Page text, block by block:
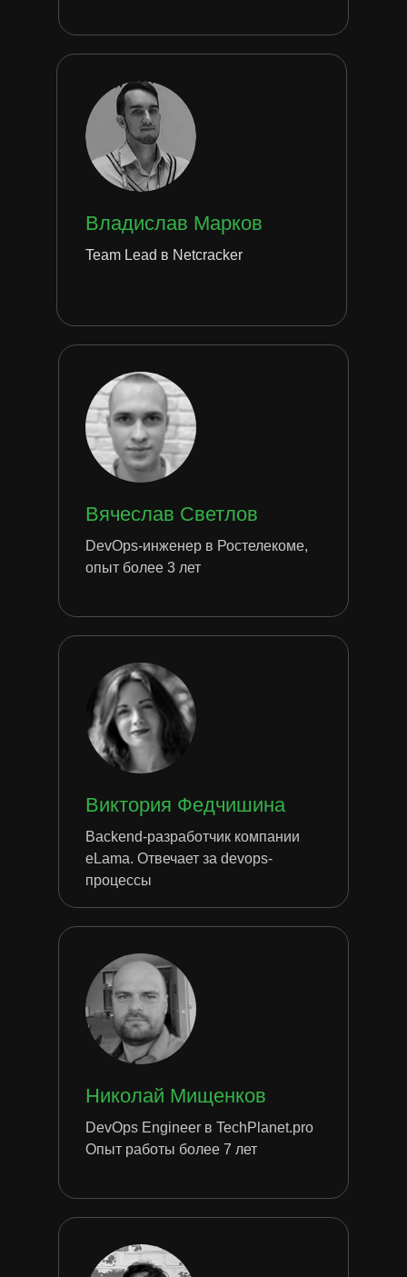
Виктория Федчишина
Backend-разработчик компании
eLama. Отвечает за devops-
процессы
Team Lead в Netcracker
Владислав Марков
Вячеслав Светлов
DevOps-инженер в Ростелекоме,
опыт более 3 лет
Николай Мищенков
DevOps Engineer в TechPlanet.pro
Опыт работы более 7 лет